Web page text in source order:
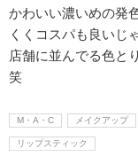
かわいい濃いめの発
くくコスパも良いじ
店舗に並んでる色と
笑
M・A・C メイクアップ
リップスティック